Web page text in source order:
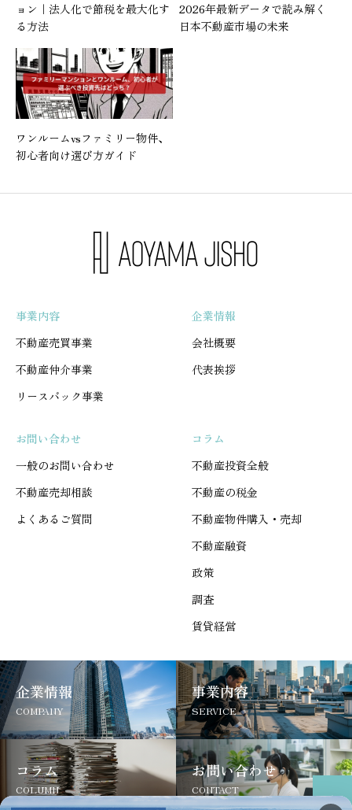
ョン｜法人化で節税を最大化す
る方法
2026年最新データで読み解く
日本不動産市場の未来
ワンルームvsファミリー物件、
初心者向け選び方ガイド
事業内容
不動産売買事業
不動産仲介事業
リースバック事業
企業情報
会社概要
代表挨拶
お問い合わせ
一般のお問い合わせ
不動産売却相談
よくあるご質問
コラム
不動産投資全般
不動産の税金
不動産物件購入・売却
不動産融資
政策
調査
賃貸経営
企業情報
COMPANY
事業内容
SERVICE
コラム
COLUMN
お問い合わせ
CONTACT